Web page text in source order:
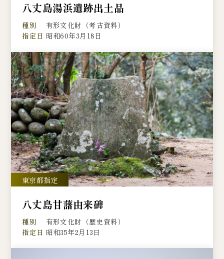
八丈島湯浜遺跡出土品
種別
有形文化財（考古資料）
指定日 昭和60年3月18日
八丈島甘藷由来碑
種別
有形文化財（歴史資料）
指定日 昭和35年2月13日